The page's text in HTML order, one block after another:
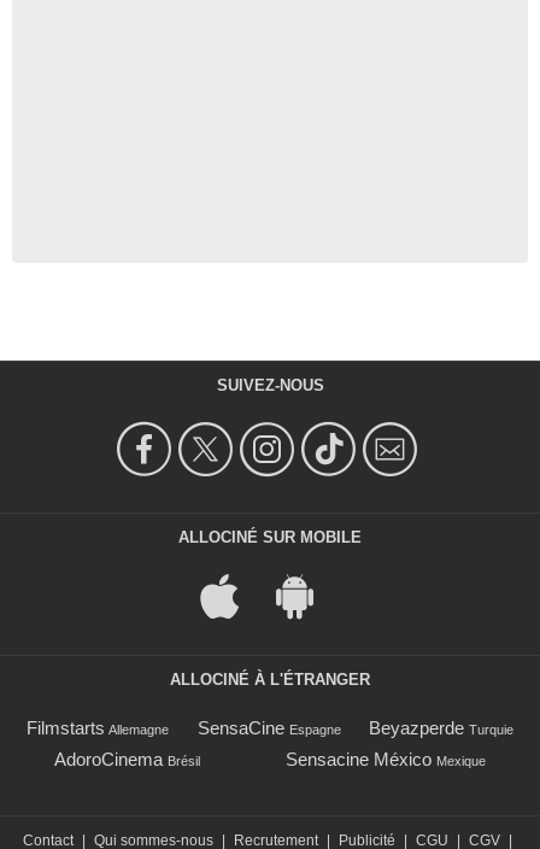
SUIVEZ-NOUS
ALLOCINÉ SUR MOBILE
ALLOCINÉ À L'ÉTRANGER
Filmstarts Allemagne SensaCine Espagne Beyazperde Turquie
AdoroCinema Brésil Sensacine México Mexique
Contact Qui sommes-nous Recrutement Publicité CGU CGV